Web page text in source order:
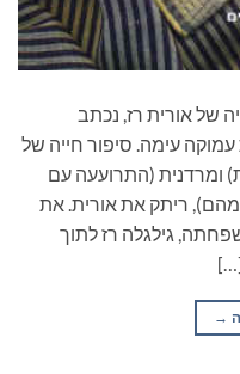
של אורית רז, נכתב
עימה. סיפור חייה של
ומרדנית (התרועעה עם
מהם), ריתק את אורית. את
גילגלה רז לתוך
→